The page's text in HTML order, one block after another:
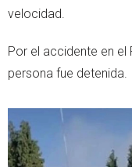
velocidad.
Por el accidente en el
persona fue detenida.